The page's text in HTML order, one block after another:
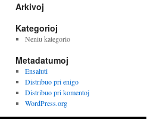
Arkivoj
Kategorioj
Neniu kategorio
Metadatumoj
Ensaluti
Distribuo pri enigo
Distribuo pri komentoj
WordPress.org